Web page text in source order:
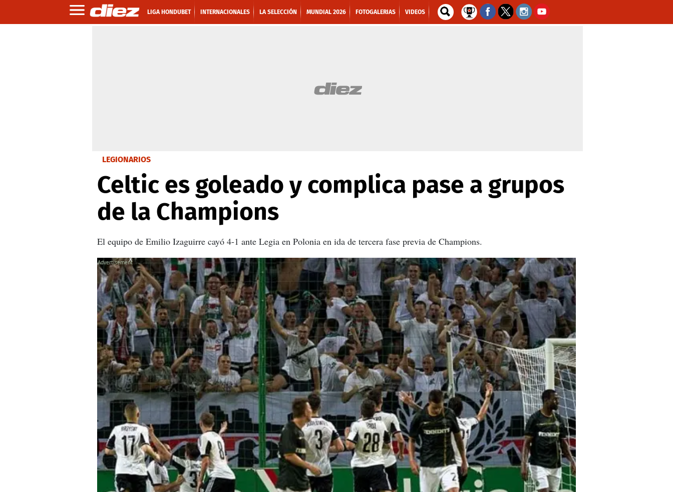
LIGA HONDUBET INTERNACIONALES LA SELECCIÓN MUNDIAL 2026 FOTOGALERIAS VIDEOS
LEGIONARIOS
Celtic es goleado y complica pase a grupos
de la Champions
El equipo de Emilio Izaguirre cayó 4-1 ante Legia en Polonia en ida de tercera fase previa de Champions.
X